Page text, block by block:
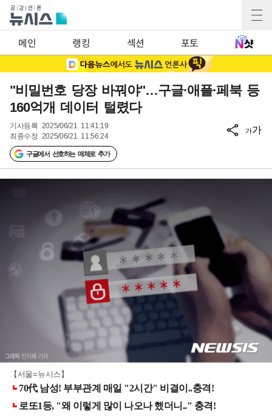
메인 랭킹 섹션 포토
"비밀번호 당장 바꿔야"…구글·애플·페북 등
160억개 데이터 털렸다
기사등록 2025/06/21 11:41:19
최종수정 2025/06/21 11:56:24
구글에서 선호하는 매체로 추가
가가
【서울=뉴시스】